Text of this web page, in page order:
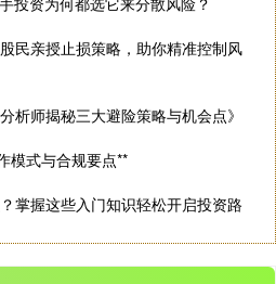
民亲授止损策略，助你精准控制风
析师揭秘三大避险策略与机会点》
模式与合规要点**
掌握这些入门知识轻松开启投资路